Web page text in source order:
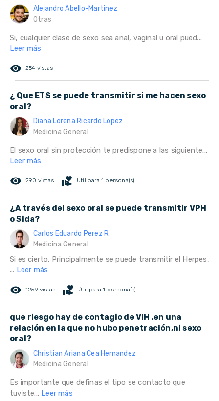
Alejandro Abello-Martinez
Otras
Si, cualquier clase de sexo sea anal, vaginal u oral pued...
Leer más
remove_red_eye 254 vistas
¿ Que ETS se puede transmitir si me hacen sexo
oral?
Diana Lorena Ricardo Lopez
Medicina General
El sexo oral sin protección te predispone a las siguiente...
Leer más
remove_red_eye 290 vistas volunteer_activism Útil para 1 persona(s)
¿A través del sexo oral se puede transmitir VPH
o Sida?
Carlos Eduardo Perez R.
Medicina General
Si es cierto. Principalmente se puede transmitir el Herpes,
... Leer más
remove_red_eye 1259 vistas volunteer_activism Útil para 1 persona(s)
que riesgo hay de contagio de VIH ,en una
relación en la que no hubo penetración,ni sexo
oral?
Christian Ariana Cea Hernandez
Medicina General
Es importante que definas el tipo se contacto que
tuviste... Leer más